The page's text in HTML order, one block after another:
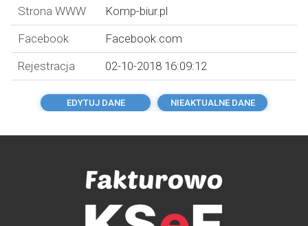
Strona WWW
Komp-biur.pl
Facebook
Facebook.com
Rejestracja
02-10-2018 16:09:12
EDYTUJ DANE NIEAKTUALNE DANE